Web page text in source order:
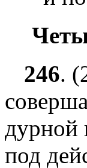
246.
дурной
под